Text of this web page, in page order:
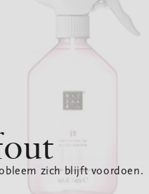
zich blijft voordoen.